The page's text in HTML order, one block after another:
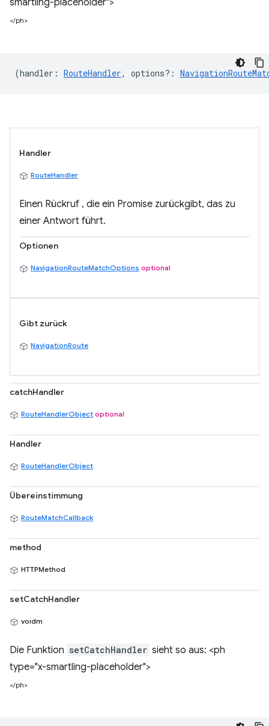
smartling-placeholder">
</ph>
(handler : RouteHandler, options? :
Handler
RouteHandler
Einen Rückruf , die ein Promise zurückgibt, das zu
einer Antwort führt.
Optionen
NavigationRouteMatchOptions optional
Gibt zurück
NavigationRoute
catchHandler
RouteHandlerObject optional
Handler
RouteHandlerObject
Übereinstimmung
RouteMatchCallback
method
HTTPMethod
setCatchHandler
voidm
Die Funktion setCatchHandler sieht so aus: <ph
type="x-smartling-placeholder">
</ph>